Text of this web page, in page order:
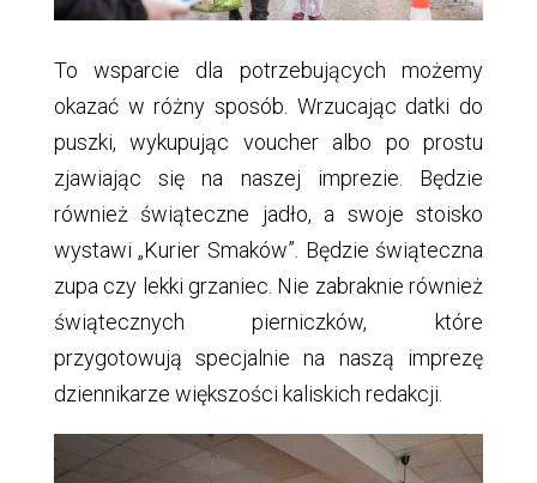
To wsparcie dla potrzebujących możemy
okazać w różny sposób. Wrzucając datki do
puszki, wykupując voucher albo po prostu
zjawiając się na naszej imprezie. Będzie
również świąteczne jadło, a swoje stoisko
wystawi „Kurier Smaków”. Będzie świąteczna
zupa czy lekki grzaniec. Nie zabraknie również
świątecznych pierniczków, które
przygotowują specjalnie na naszą imprezę
dziennikarze większości kaliskich redakcji.